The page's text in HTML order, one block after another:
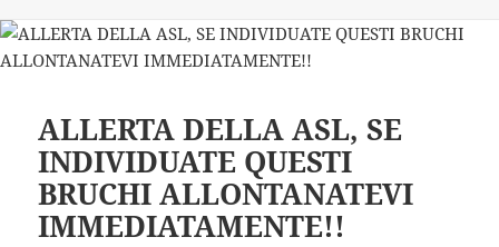
ALLERTA DELLA ASL, SE
INDIVIDUATE QUESTI
BRUCHI ALLONTANATEVI
IMMEDIATAMENTE!!